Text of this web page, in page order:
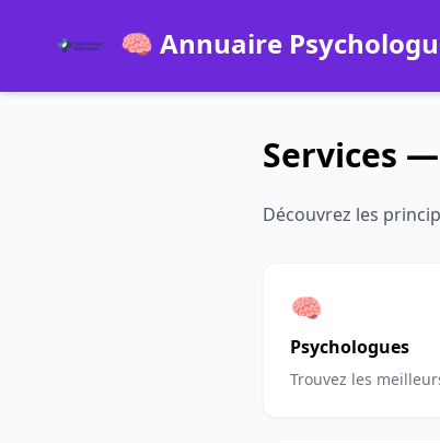
🧠 Annuaire
Services
Découvrez les
🧠
Psychologues
Trouvez les